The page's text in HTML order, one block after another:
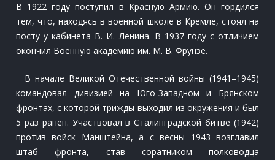
В 1922 году поступил в Красную Армию. Он гордился
тем, что, находясь в военной школе в Кремле, стоял на
посту у кабинета В. И. Ленина. В 1937 году с отличием
окончил Военную академию им. М. В. Фрунзе.
В начале Великой Отечественной войны (1941–1945)
командовал дивизией на Юго-Западном и Брянском
фронтах, с которой трижды выходил из окружения и был
5 раз ранен. Участвовал в Сталинградской битве (1942)
против войск Манштейна, а с весны 1943 возглавил
штаб фронта, став соратником полководца